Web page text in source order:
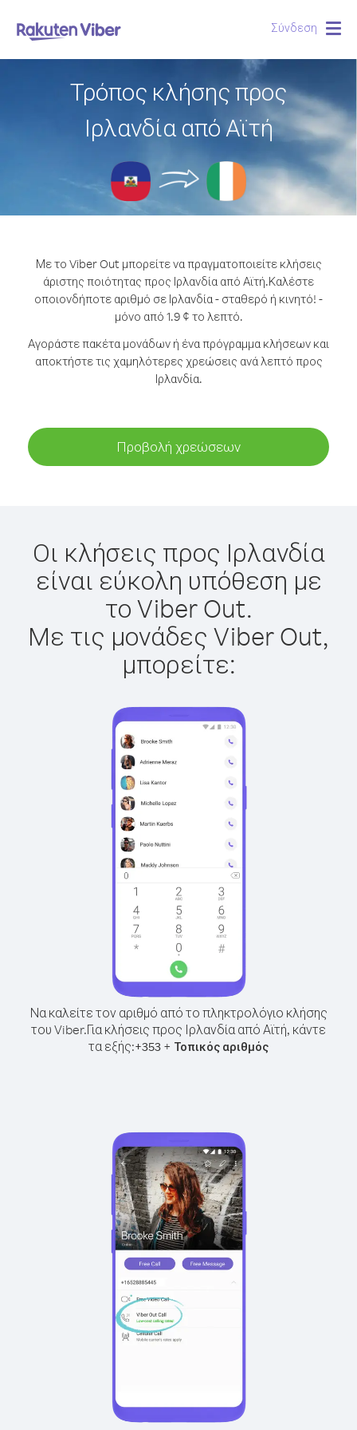
Σύνδεση
Τρόπος κλήσης προς
Ιρλανδία από Αϊτή
Με το Viber Out μπορείτε να πραγματοποιείτε κλήσεις
άριστης ποιότητας προς Ιρλανδία από Αϊτή.Καλέστε
οποιονδήποτε αριθμό σε Ιρλανδία - σταθερό ή κινητό! -
μόνο από 1.9 ¢ το λεπτό.
Αγοράστε πακέτα μονάδων ή ένα πρόγραμμα κλήσεων και
αποκτήστε τις χαμηλότερες χρεώσεις ανά λεπτό προς
Ιρλανδία.
Προβολή χρεώσεων
Οι κλήσεις προς Ιρλανδία
είναι εύκολη υπόθεση με
το Viber Out.
Με τις μονάδες Viber Out,
μπορείτε:
Να καλείτε τον αριθμό από το πληκτρολόγιο κλήσης
του Viber.Για κλήσεις προς Ιρλανδία από Αϊτή, κάντε
τα εξής:+353 + Τοπικός αριθμός